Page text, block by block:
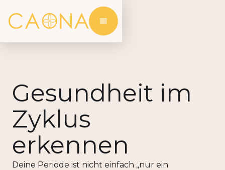
Gesundheit im
Zyklus
erkennen
Deine Periode ist nicht einfach „nur ein